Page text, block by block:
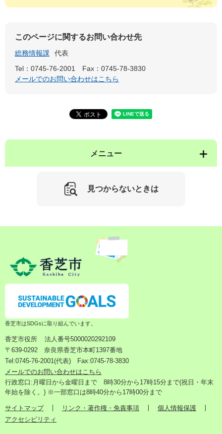
このページに関するお問い合わせ先
総務情報課
代表
Tel：0745-76-2001
Fax：0745-78-3830
メールでのお問い合わせはこちら
メニュー
見つからないときは
香芝市はSDGsに取り組んでいます。
香芝市役所
法人番号5000020292109
〒639-0292 奈良県香芝市本町1397番地
Tel:0745-76-2001(代表) Fax:0745-78-3830
メールでのお問い合わせはこちら
行政窓口:月曜日から金曜日まで 8時30分から17時15分まで(祝日・年末
年始を除く。) ※一部窓口は8時40分から17時00分まで
サイトマップ リンク・著作権・免責事項
個人情報保護
アクセシビリティ